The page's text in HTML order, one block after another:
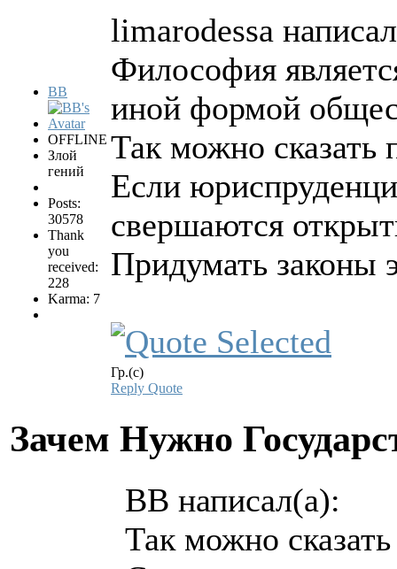
BB
OFFLINE
Злой
гений
Posts:
30578
Thank
you
received:
228
Karma: 7
limarodessa
Философия
иной формой
Так можно сказать
Если
свершаются
Придумать законы
Гр.(с)
Reply Quote
Зачем Нужно
BB написал(а):
Так можно